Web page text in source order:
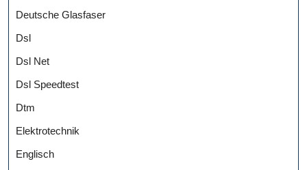
Deutsche Glasfaser
Dsl
Dsl Net
Dsl Speedtest
Dtm
Elektrotechnik
Englisch